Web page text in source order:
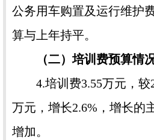
公务用车购置及运行维护
算与上年持平。
（二）培训费预算情
4.培训费3.55万元，较
万元，增长2.6%，增长的
增加。